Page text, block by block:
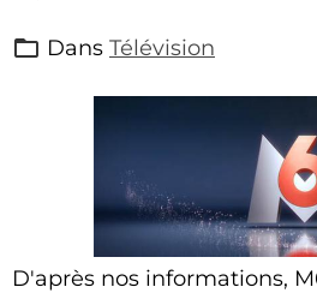
Dans Télévision
D'après nos informations,